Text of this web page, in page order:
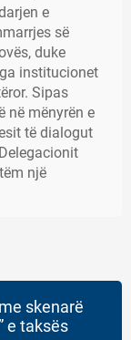
e
së
duke
institucionet
Sipas
në mënyrën e
të dialogut
një
skenarë
e taksës